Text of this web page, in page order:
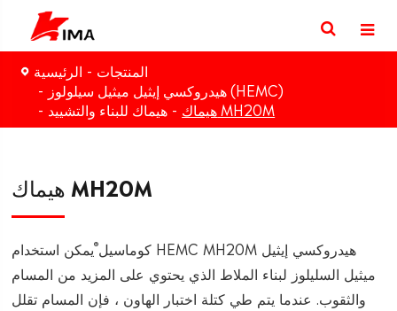
الرئيسية
المنتجات
هيدروكسي إيثيل ميثيل سيلولوز (HEMC)
هيماك للبناء والتشييد
هيماك MH20M
هيماك MH20M
كوماسيل®يمكن استخدام HEMC MH20M هيدروكسي إيثيل
ميثيل السليلوز لبناء الملاط الذي يحتوي على المزيد من المسام
والثقوب. عندما يتم طي كتلة اختبار الهاون ، فإن المسام تقلل